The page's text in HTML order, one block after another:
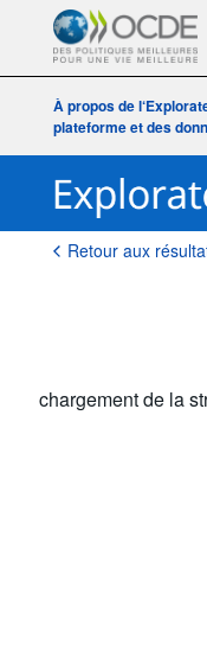
À propos de
plateforme et des
Retour aux
chargement de la structure et
chargement de la